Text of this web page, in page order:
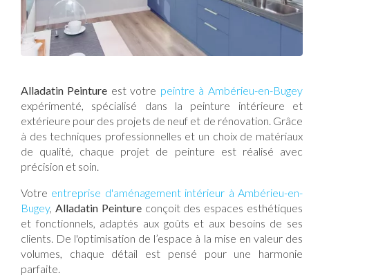
Alladatin Peinture est votre peintre à Ambérieu-en-Bugey
expérimenté, spécialisé dans la peinture intérieure et
extérieure pour des projets de neuf et de rénovation. Grâce
à des techniques professionnelles et un choix de matériaux
de qualité, chaque projet de peinture est réalisé avec
précision et soin.
Votre entreprise d'aménagement intérieur à Ambérieu-en-
Bugey, Alladatin Peintureconçoit des espaces esthétiques
et fonctionnels, adaptés aux goûts et aux besoins de ses
clients. De l'optimisation de l’espace à la mise en valeur des
volumes, chaque détail est pensé pour une harmonie
parfaite.